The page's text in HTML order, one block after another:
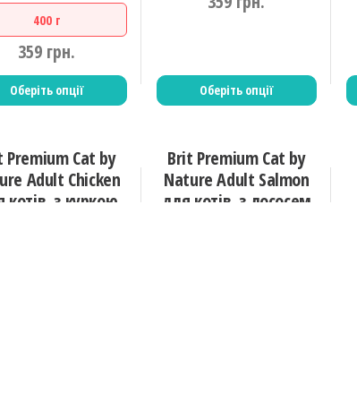
400 г
359 грн.
Оберіть опції Оберіть опції
Premium Cat by
Adult Chicken
котів, з куркою
Brit Premium Cat by
Nature Adult Salmon
для котів, з лососем